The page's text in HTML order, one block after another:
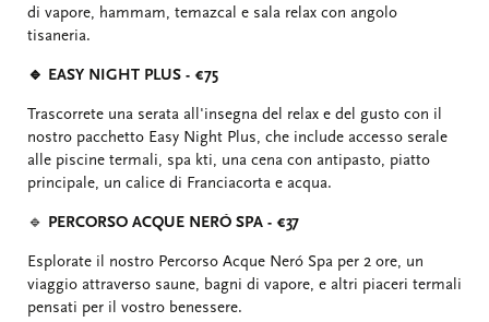
di vapore, hammam, temazcal e sala relax con angolo
tisaneria.
🔹 EASY NIGHT PLUS - €75
Trascorrete una serata all'insegna del relax e del gusto con il
nostro pacchetto Easy Night Plus, che include accesso serale
alle piscine termali, spa kti, una cena con antipasto, piatto
principale, un calice di Franciacorta e acqua.
🔹 PERCORSO ACQUE NERÓ SPA - €37
Esplorate il nostro Percorso Acque Neró Spa per 2 ore, un
viaggio attraverso saune, bagni di vapore, e altri piaceri termali
pensati per il vostro benessere.